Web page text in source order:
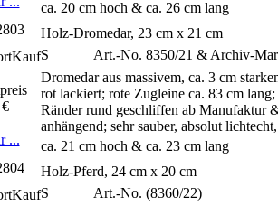
ca. 20 cm hoch & ca. 26 cm lang
Holz-Dromedar, 23 cm x 21 cm
S
Art.-No. 8350/21 & Archiv-
Dromedar aus massivem, ca. 3 cm
rot lackiert; rote Zugleine ca. 83 cm
Ränder rund geschliffen ab Manufaktur
anhängend; sehr sauber, absolut
ca. 21 cm hoch & ca. 23 cm lang
...
Holz-Pferd, 24 cm x 20 cm
S
Art.-No. (8360/22)